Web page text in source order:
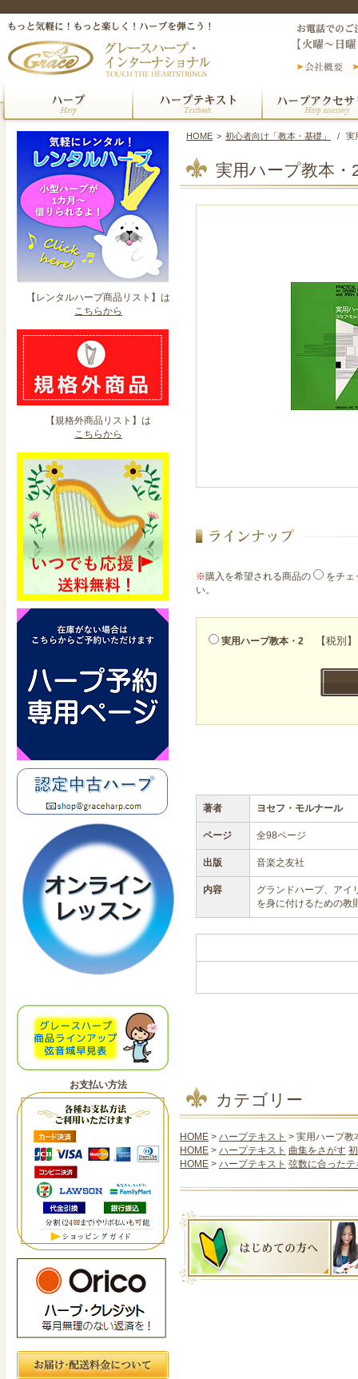
【レンタルハープ商品リスト】は
こちらから
【規格外商品リスト】は
こちらから
お支払い方法
HOME > 初心者向け「教本・基礎」 / 実
実用ハープ教本・
※購入を希望される商品の
をチェ
い。
実用ハープ教本・2 【税別】
著者 ヨセフ・モルナール
ページ 全98ページ
出版 音楽之友社
内容
グランドハープ、アイ
を身に付けるための教
カテゴリー
HOME > ハープテキスト > 実用ハープ教
HOME > ハープテキスト 曲集をさがす
HOME > ハープテキスト 弦数に合った